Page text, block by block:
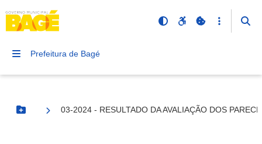
Prefeitura de Bagé
Botão Menu
03-2024 - RESULTADO DA AVALIAÇÃO DOS